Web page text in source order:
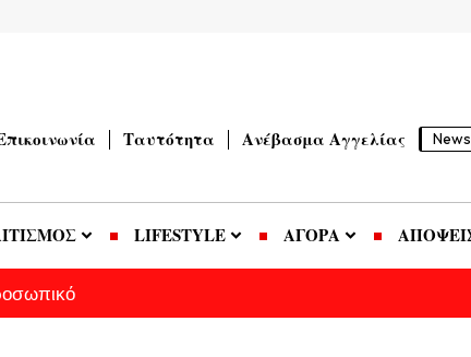
Ταυτότητα Ανέβασμα Αγγελίας
LIFESTYLE ΑΓΟΡΑ